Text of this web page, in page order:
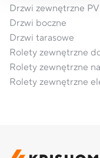
Drzwi zewnętrzne
Drzwi boczne
Drzwi tarasowe
Rolety zewnętrzne
Rolety zewnętrzne
Rolety zewnętrzne